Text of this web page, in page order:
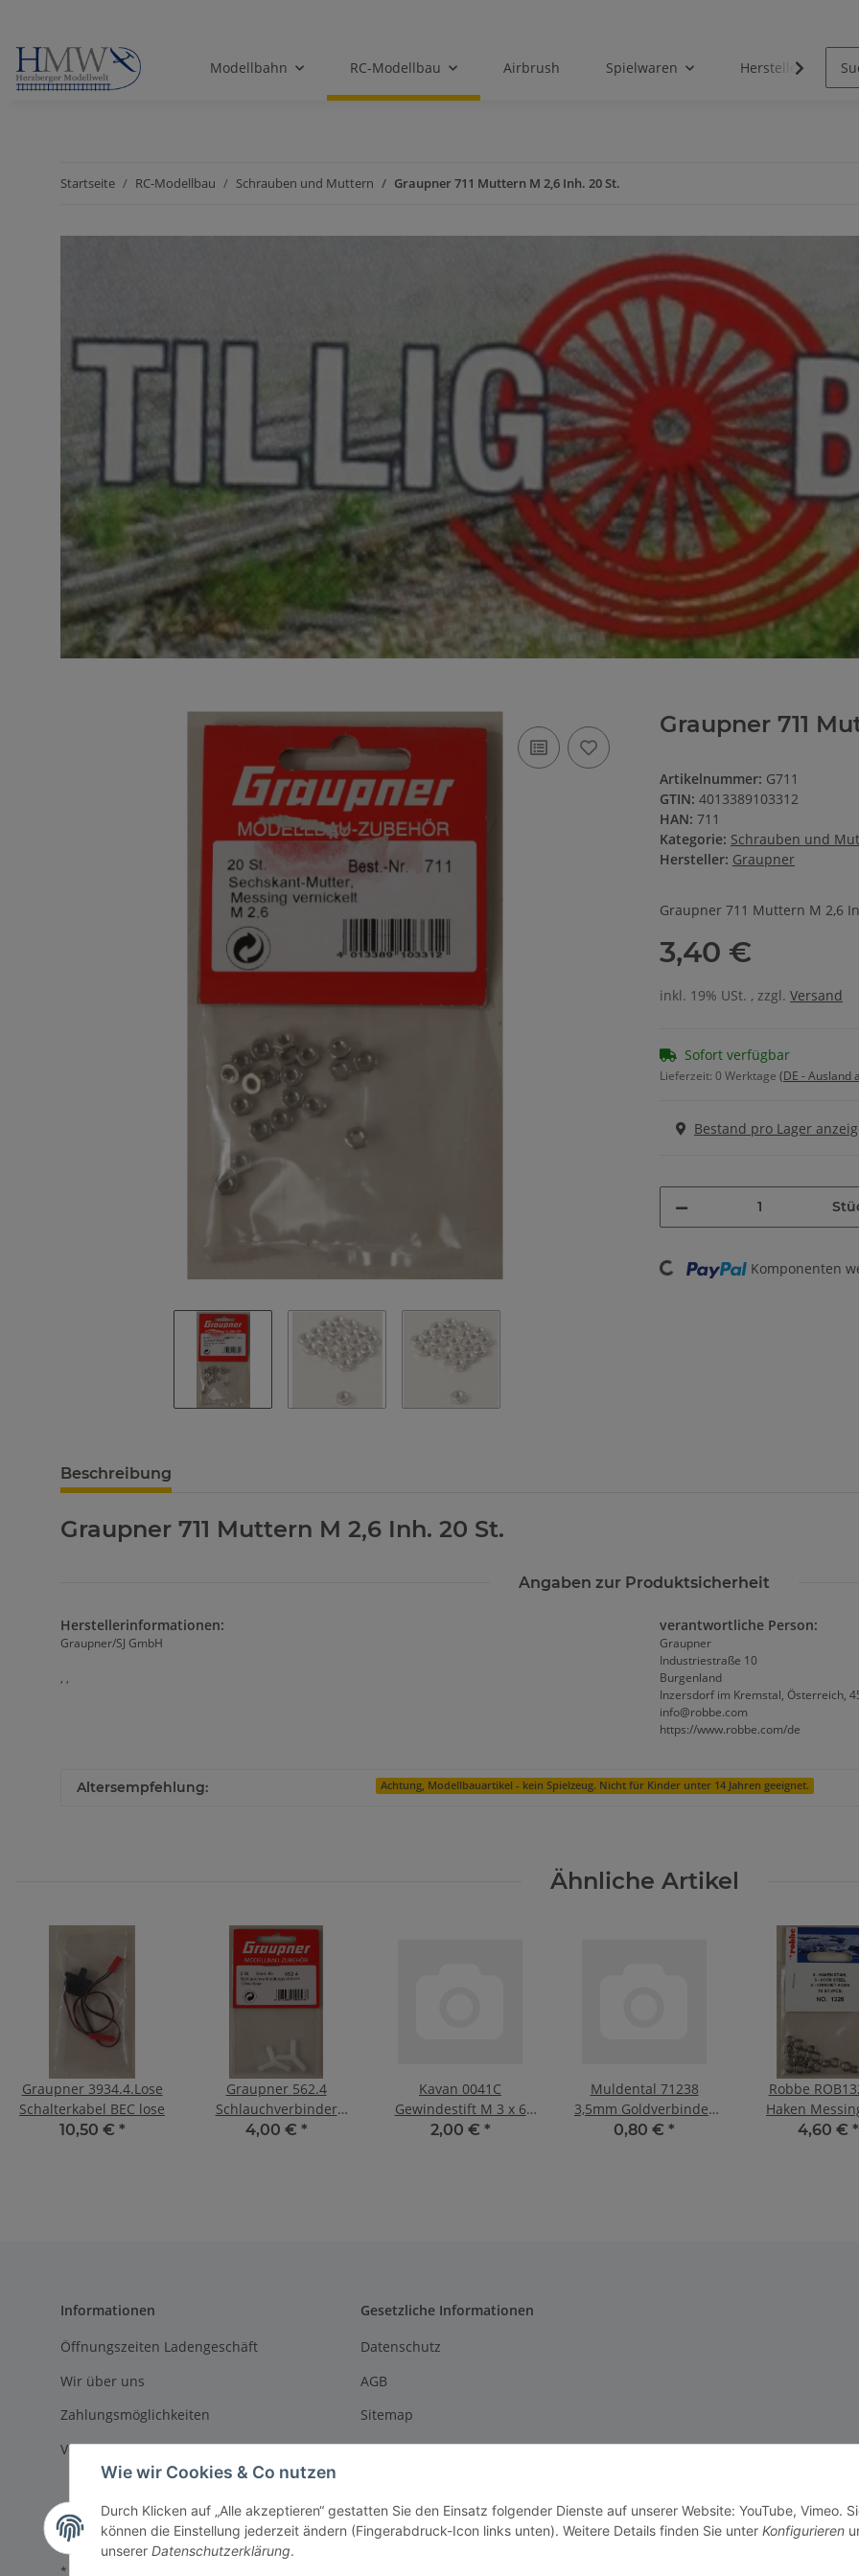
Modellbahn RC-Modellbau Airbrush Spielwaren Hersteller
Startseite RC-Modellbau Schrauben und Muttern Graupner 711 Muttern M 2,6 Inh. 20 St.
Graupner 711
Artikelnummer: G711
GTIN: 4013389103312
HAN: 711
Kategorie: Schrauben und
Hersteller: Graupner
Graupner 711 Muttern M 2,6
3,40 €
inkl. 19% USt. , zzgl. Versand
Sofort verfügbar
Lieferzeit: 0 Werktage (DE - Ausland
Bestand pro Lager
Loading... Komponenten
Beschreibung
Graupner 711 Muttern M 2,6 Inh. 20 St.
Angaben zur Produktsicherheit
Herstellerinformationen:
Graupner/SJ GmbH
, ,
verantwortliche Person:
Graupner
Industriestraße 10
Burgenland
Inzersdorf im Kremstal, Österreich,
info@robbe.com
https://www.robbe.com/de
Altersempfehlung: Achtung, Modellbauartikel - kein Spielzeug. Nicht für Kinder unter 14 Jahren geeignet.
Ähnliche Artikel
Graupner 3934.4.Lose
Schalterkabel BEC lose
10,50 € *
Graupner 562.4
Schlauchverbinder
4mm Y-Stück
4,00 € *
Kavan 0041C
Gewindestift M 3 x 6
mm
2,00 € *
Muldental 71238
3,5mm Goldverbinder
Buchse /female,
0,80 € *
Robbe
Haken
4,60 € *
Informationen
Öffnungszeiten Ladengeschäft
Wir über uns
Zahlungsmöglichkeiten
Versandinformationen
Gesetzliche Informationen
Datenschutz
AGB
Sitemap
Impressum
Widerrufsrecht
* Alle Preise inkl. gesetzlicher USt., zzgl.
Wie wir Cookies & Co nutzen
Durch Klicken auf „Alle akzeptieren“ gestatten Sie den Einsatz folgender Dienste auf unserer Website: YouTube, Vimeo.
können die Einstellung jederzeit ändern (Fingerabdruck-Icon links unten). Weitere Details finden Sie unter Konfigurieren
unserer Datenschutzerklärung.